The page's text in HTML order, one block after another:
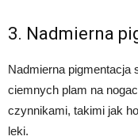
3. Nadmierna
Nadmierna
ciemnych plam na
czynnikami, takimi jak
leki.